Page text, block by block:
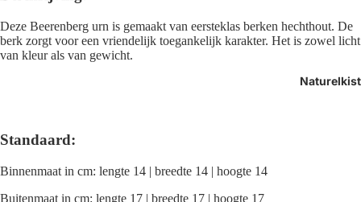
Deze Beerenberg urn is gemaakt van eersteklas berken hechthout. De
berk zorgt voor een vriendelijk toegankelijk karakter. Het is zowel licht
van kleur als van gewicht.
Standaard:
Binnenmaat in cm: lengte 14 | breedte 14 | hoogte 14
Buitenmaat in cm: lengte 17 | breedte 17 | hoogte 17